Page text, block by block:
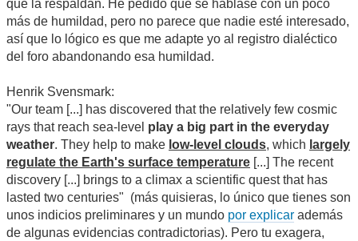
que la respaldan. He pedido que se hablase con un poco
más de humildad, pero no parece que nadie esté interesado,
así que lo lógico es que me adapte yo al registro dialéctico
del foro abandonando esa humildad.
Henrik Svensmark:
"Our team [...] has discovered that the relatively few cosmic
rays that reach sea-level play a big part in the everyday
weather. They help to make low-level clouds, which largely
regulate the Earth's surface temperature [...] The recent
discovery [...] brings to a climax a scientific quest that has
lasted two centuries" (más quisieras, lo único que tienes son
unos indicios preliminares y un mundo por explicar además
de algunas evidencias contradictorias). Pero tu exagera,